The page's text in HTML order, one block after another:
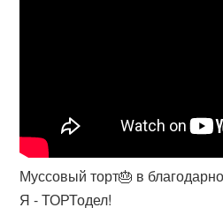
Муссовый торт🎂 в
Я - ТОРТодел!